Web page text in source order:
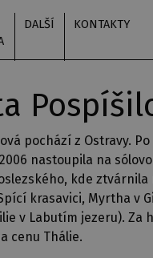
DALŠÍ KONTAKTY
pochází z Ostravy.
nastoupila na
kde
krasavici, Myrtha v
v Labutím jezeru). Za
cenu Thálie.